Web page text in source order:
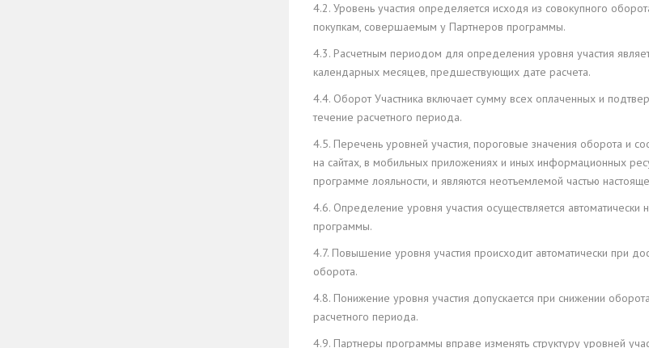
4.2. Уровень участия определяется исходя из совокупного
покупкам, совершаемым у Партнеров программы.
4.3. Расчетным периодом для определения уровня участия
календарных месяцев, предшествующих дате расчета.
4.4. Оборот Участника включает сумму всех оплаченных и
течение расчетного периода.
4.5. Перечень уровней участия, пороговые значения оборота и
на сайтах, в мобильных приложениях и иных информационных
программе лояльности, и являются неотъемлемой частью
4.6. Определение уровня участия осуществляется
программы.
4.7. Повышение уровня участия происходит автоматически при
оборота.
4.8. Понижение уровня участия допускается при снижении
расчетного периода.
4.9. Партнеры программы вправе изменять структуру уровней